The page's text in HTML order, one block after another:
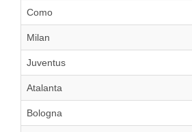
Como
Milan
Juventus
Atalanta
Bologna